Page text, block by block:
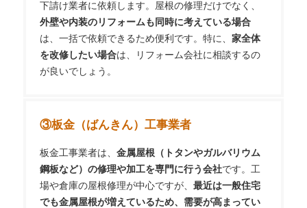
下請け業者に依頼します。屋根の修理だけでなく、
外壁や内装のリフォームも同時に考えている場合
は、一括で依頼できるため便利です。特に、家全体
を改修したい場合は、リフォーム会社に相談するの
が良いでしょう。
③板金（ばんきん）工事業者
板金工事業者は、金属屋根（トタンやガルバリウム
鋼板など）の修理や加工を専門に行う会社です。工
場や倉庫の屋根修理が中心ですが、最近は一般住宅
でも金属屋根が増えているため、需要が高まってい